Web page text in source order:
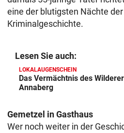
eine der blutigsten Nächte
Kriminalgeschichte.
Lesen Sie auch:
LOKALAUGENSCHEIN
Das Vermächtnis des
Annaberg
Gemetzel in Gasthaus
Wer noch weiter in der